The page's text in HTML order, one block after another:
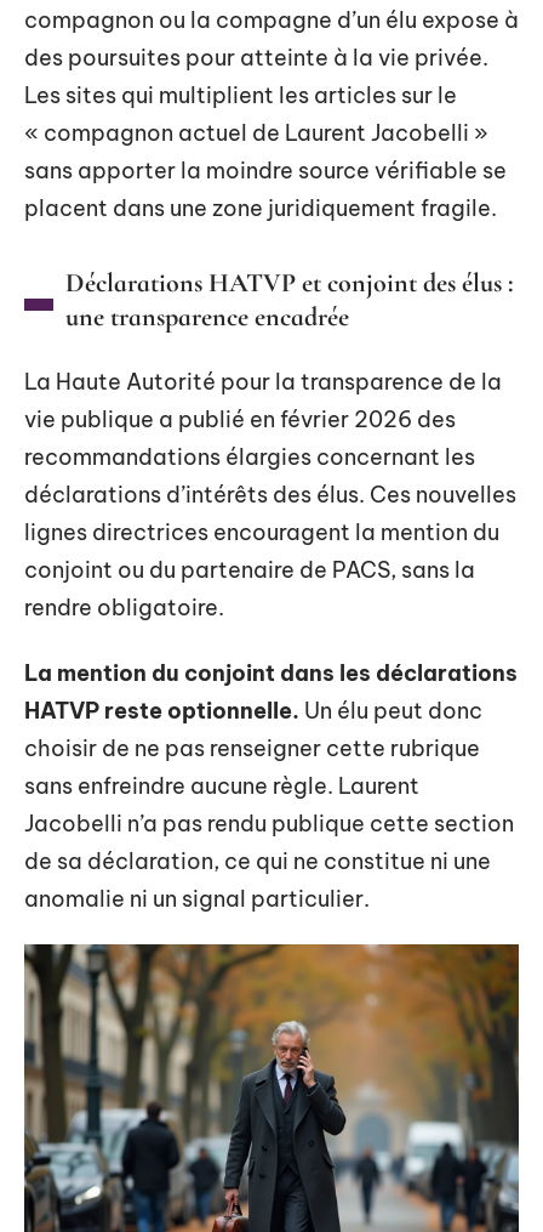
compagnon ou la compagne d’un élu expose à
des poursuites pour atteinte à la vie privée.
Les sites qui multiplient les articles sur le
« compagnon actuel de Laurent Jacobelli »
sans apporter la moindre source vérifiable se
placent dans une zone juridiquement fragile.
Déclarations HATVP et conjoint des élus :
une transparence encadrée
La Haute Autorité pour la transparence de la
vie publique a publié en février 2026 des
recommandations élargies concernant les
déclarations d’intérêts des élus. Ces nouvelles
lignes directrices encouragent la mention du
conjoint ou du partenaire de PACS, sans la
rendre obligatoire.
La mention du conjoint dans les déclarations
HATVP reste optionnelle. Un élu peut donc
choisir de ne pas renseigner cette rubrique
sans enfreindre aucune règle. Laurent
Jacobelli n’a pas rendu publique cette section
de sa déclaration, ce qui ne constitue ni une
anomalie ni un signal particulier.